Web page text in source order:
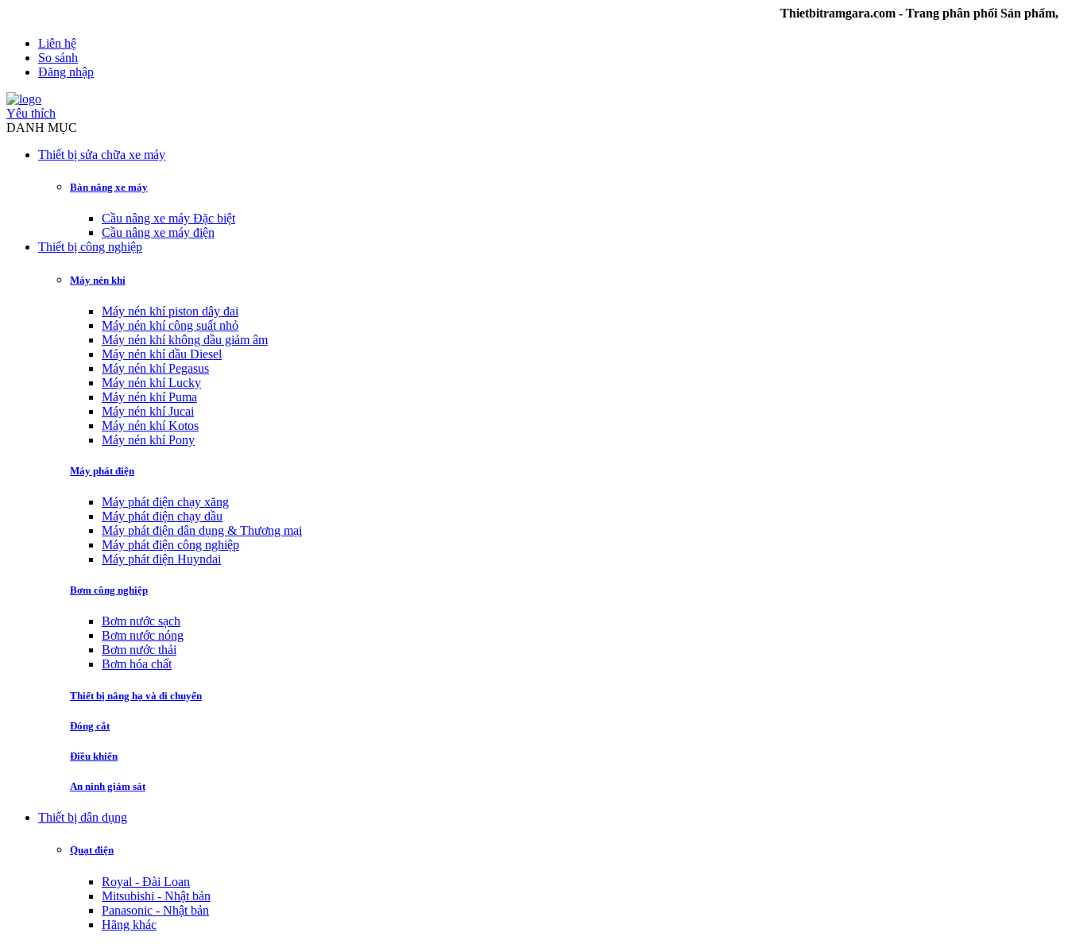
Thietbitramgara.com - Trang phân phối Sản phẩm, Thiết
Liên hệ
So sánh
Đăng nhập
Yêu thích
DANH MỤC
Thiết bị sửa chữa xe máy
Bàn nâng xe máy
Cầu nâng xe máy Đặc biệt
Cầu nâng xe máy điện
Thiết bị công nghiệp
Máy nén khí
Máy nén khí piston dây đai
Máy nén khí công suất nhỏ
Máy nén khí không dầu giảm âm
Máy nén khí dầu Diesel
Máy nén khí Pegasus
Máy nén khí Lucky
Máy nén khí Puma
Máy nén khí Jucai
Máy nén khí Kotos
Máy nén khí Pony
Máy phát điện
Máy phát điện chạy xăng
Máy phát điện chạy dầu
Máy phát điện dân dụng & Thương mại
Máy phát điện công nghiệp
Máy phát điện Huyndai
Bơm công nghiệp
Bơm nước sạch
Bơm nước nóng
Bơm nước thải
Bơm hóa chất
Thiết bị nâng hạ và di chuyển
Đóng cắt
Điều khiển
An ninh giám sát
Thiết bị dân dụng
Quạt điện
Royal - Đài Loan
Mitsubishi - Nhật bản
Panasonic - Nhật bản
Hãng khác